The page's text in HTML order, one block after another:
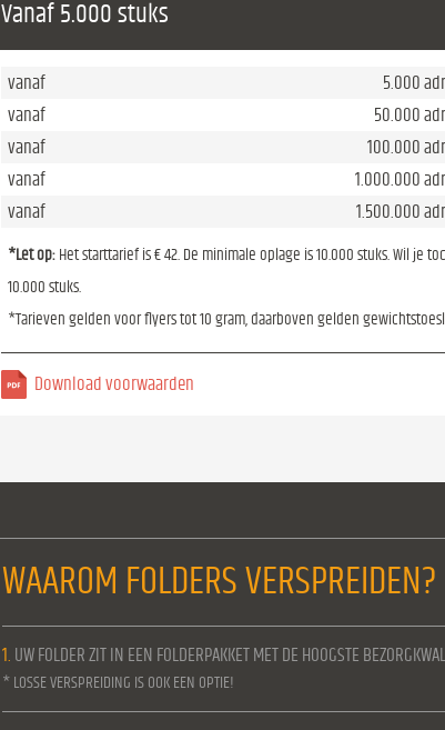
Vanaf 5.000 stuks
vanaf 5.000
vanaf
50.000
vanaf
100.000
vanaf
1.000.000
vanaf
1.500.000
*Let op: Het starttarief is € 42. De minimale oplage is 10.000 stuks. Wil je
10.000 stuks.
*Tarieven gelden voor flyers tot 10 gram, daarboven gelden
Download voorwaarden
WAAROM FOLDERS VERSPREIDEN?
1. UW FOLDER ZIT IN EEN FOLDERPAKKET MET DE HOOGSTE
* LOSSE VERSPREIDING IS OOK EEN OPTIE!